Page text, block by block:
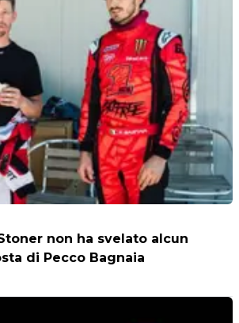
non ha svelato alcun
di Pecco Bagnaia